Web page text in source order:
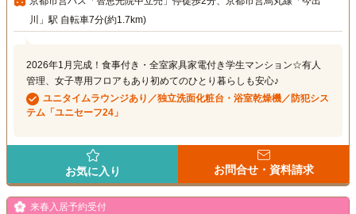
川」駅 自転車7分(約1.7km)
2026年1月完成！食事付き・全室家具家電付き学生マンション☆有人
管理、女子専用フロアもあり初めてのひとり暮らしも安心♪
ユニタイムラウンジあり／独立洗面化粧台・浴室乾燥機／防犯シス
テム「ユニセーフ24」
お気に入り お問合せ・資料請求
来春入居予約受付